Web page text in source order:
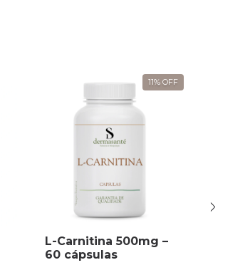
11% OFF
L-Carnitina 500mg –
60 cápsulas